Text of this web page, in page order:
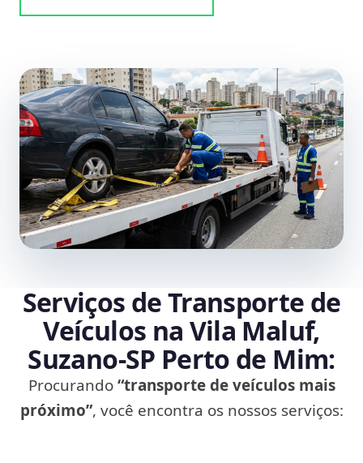
Serviços de Transporte de
Veículos na Vila Maluf,
Suzano‑SP Perto de Mim:
Procurando“transporte de veículos mais
próximo”, você encontra os nossos serviços: